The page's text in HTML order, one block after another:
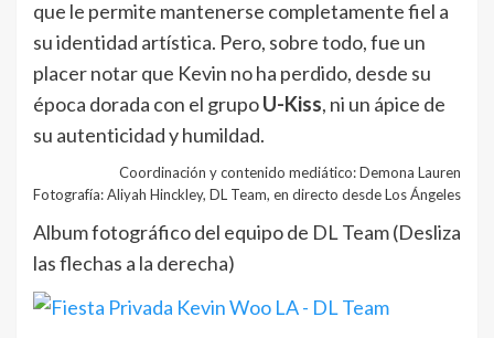
que le permite mantenerse completamente fiel a
su identidad artística. Pero, sobre todo, fue un
placer notar que Kevin no ha perdido, desde su
época dorada con el grupoU-Kiss, ni un ápice de
su autenticidad y humildad.
Coordinación y contenido mediático: Demona Lauren
Fotografía: Aliyah Hinckley, DL Team, en directo desde Los Ángeles
Album fotográfico del equipo de DL Team (Desliza
las flechas a la derecha)